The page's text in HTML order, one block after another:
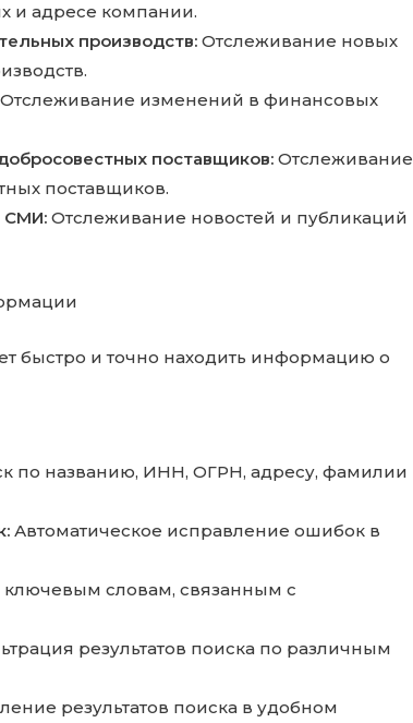
и адресе компании.
производств:Отслеживание новых
изменений в финансовых
поставщиков:Отслеживание
поставщиков.
СМИ:Отслеживание новостей и публикаций
быстро и точно находить информацию о
по названию, ИНН, ОГРН, адресу, фамилии
Автоматическое исправление ошибок в
словам, связанным с
результатов поиска по различным
результатов поиска в удобном